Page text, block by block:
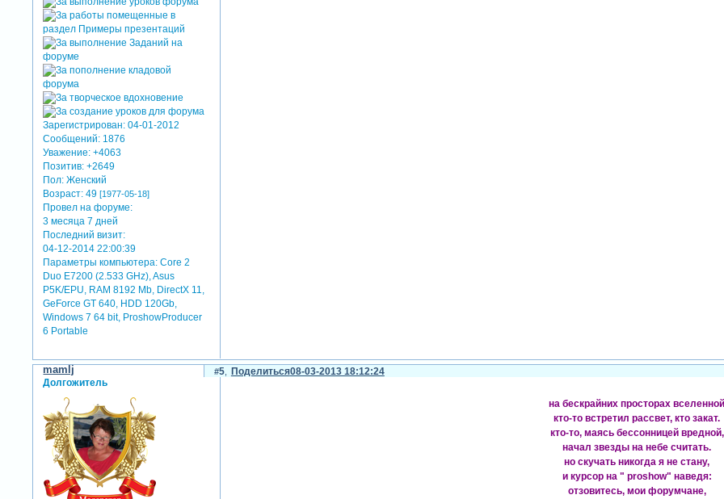
Зарегистрирован: 04-01-2012
Сообщений: 1876
Уважение: +4063
Позитив: +2649
Пол: Женский
Возраст: 49[1977-05-18]
Провел на форуме:
3 месяца 7 дней
Последний визит:
04-12-2014 22:00:39
Параметры компьютера: Core 2
Duo E7200 (2.533 GHz), Asus
P5K/EPU, RAM 8192 Mb, DirectX 11,
GeForce GT 640, HDD 120Gb,
Windows 7 64 bit, ProshowProducer
6 Portable
Поделиться
5 08-03-2013 18:12:24
mamlj
Долгожитель
на бескрайних просторах вселенной
кто-то встретил рассвет, кто закат.
кто-то, маясь бессонницей вредной,
начал звезды на небе считать.
но скучать никогда я не стану,
и курсор на " proshow" наведя:
отзовитесь, мои форумчане,